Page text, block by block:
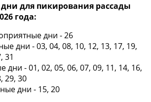
для пикирования рассады
года:
дни - 26
дни - 03, 04, 08, 10, 12, 13, 17, 19,
31
дни - 01, 02, 05, 06, 07, 09, 11, 14, 16,
29, 30
дни - 15, 20